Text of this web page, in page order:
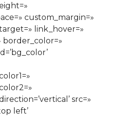
custom_margin=»
link_hover=»
border_color=»
src=»
left’